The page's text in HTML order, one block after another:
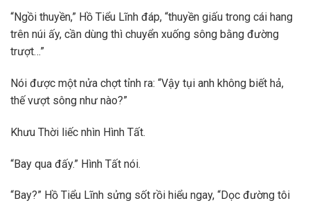
“Ngồi thuyền,” Hồ Tiểu Lĩnh đáp, “thuyền giấu trong cái hang
trên núi ấy, cần dùng thì chuyển xuống sông bằng đường
trượt…”
Nói được một nửa chợt tỉnh ra: “Vậy tụi anh không biết hả,
thế vượt sông như nào?”
Khưu Thời liếc nhìn Hình Tất.
“Bay qua đấy.” Hình Tất nói.
“Bay?” Hồ Tiểu Lĩnh sửng sốt rồi hiểu ngay, “Dọc đường tôi